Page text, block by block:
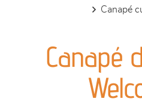
séjours
meubles de complément
canapé
Canapé